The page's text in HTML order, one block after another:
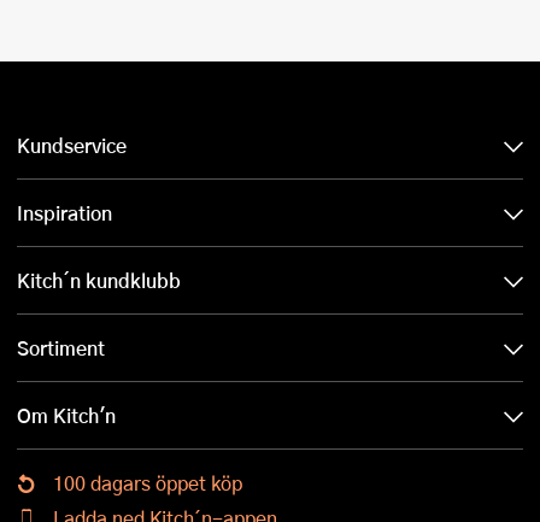
Kundservice
Inspiration
Kitch´n kundklubb
Sortiment
Om Kitch'n
100 dagars öppet köp